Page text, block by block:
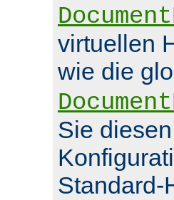
virtuellen
wie die
Sie
Standard-